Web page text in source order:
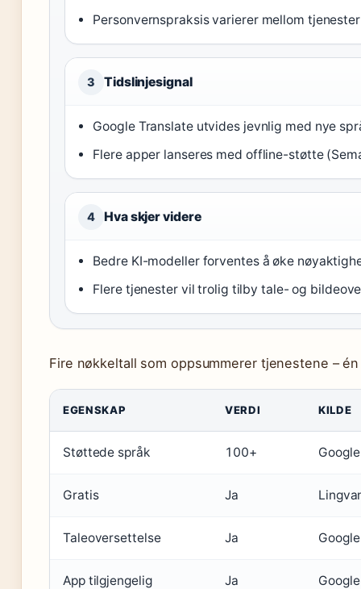
Personvernspraksis varierer mellom
3 Tidslinjesignal
Google Translate utvides jevnlig med nye
Flere apper lanseres med offline-støtte
4 Hva skjer videre
Bedre KI-modeller forventes å øke
Flere tjenester vil trolig tilby tale- og
Fire nøkkeltall som oppsummerer tjenestene –
EGENSKAP VERDI KILDE
Støttede språk 100+
Gratis Ja
Taleoversettelse Ja
App tilgjengelig Ja